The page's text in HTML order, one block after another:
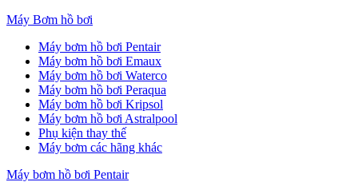
Máy Bơm hồ bơi
Máy bơm hồ bơi Pentair
Máy bơm hồ bơi Emaux
Máy bơm hồ bơi Waterco
Máy bơm hồ bơi Peraqua
Máy bơm hồ bơi Kripsol
Máy bơm hồ bơi Astralpool
Phụ kiện thay thế
Máy bơm các hãng khác
Máy bơm hồ bơi Pentair